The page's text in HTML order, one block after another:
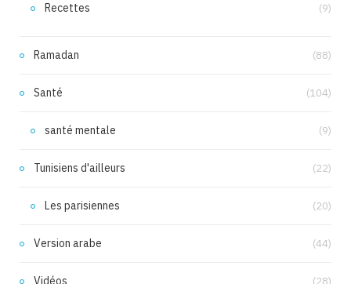
Recettes (9)
Ramadan (88)
Santé (104)
santé mentale (9)
Tunisiens d'ailleurs (22)
Les parisiennes (20)
Version arabe (44)
Vidéos